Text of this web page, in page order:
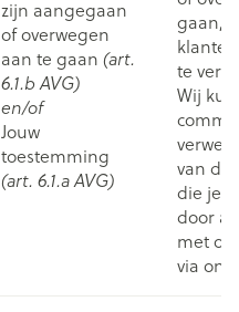
zijn aangegaan
of overwegen
aan te gaan (art.
6.1.b AVG)
en/of
Jouw
toestemming
(art. 6.1.a AVG)
gaan,
te
Wij
van de
die je
door
met
via